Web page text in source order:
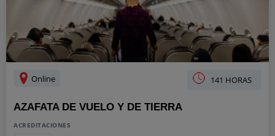
Online 141 HORAS
AZAFATA DE VUELO Y DE TIERRA
ACREDITACIONES